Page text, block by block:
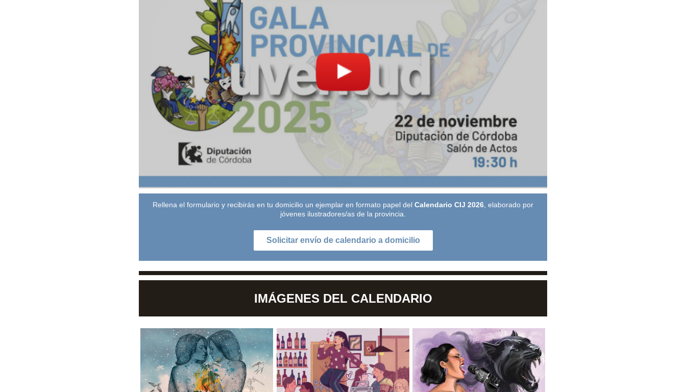
Rellena el formulario y recibirás en tu domicilio un ejemplar en formato papel del Calendario CIJ 2026 , elaborado por
jóvenes ilustradores/as de la provincia.
Solicitar envío de calendario a domicilio
IMÁGENES DEL CALENDARIO